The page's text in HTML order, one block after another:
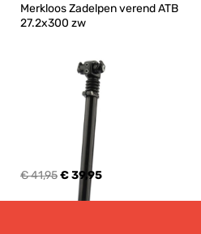
Merkloos Zadelpen verend ATB
27.2x300 zw
€ 41,95€ 39,95